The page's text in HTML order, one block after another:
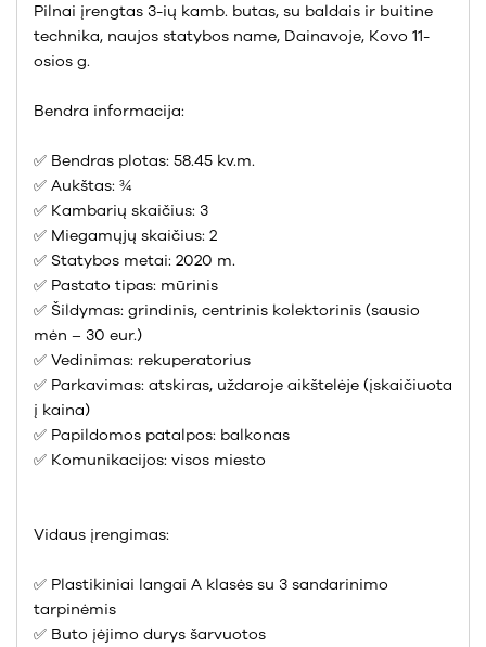
Pilnai įrengtas 3-ių kamb. butas, su baldais ir buitine
technika, naujos statybos name, Dainavoje, Kovo 11-
osios g.
Bendra informacija:
✅ Bendras plotas: 58.45 kv.m.
✅ Aukštas: ¾
✅ Kambarių skaičius: 3
✅ Miegamųjų skaičius: 2
✅ Statybos metai: 2020 m.
✅ Pastato tipas: mūrinis
✅ Šildymas: grindinis, centrinis kolektorinis (sausio
mėn – 30 eur.)
✅ Vedinimas: rekuperatorius
✅ Parkavimas: atskiras, uždaroje aikštelėje (įskaičiuota
į kaina)
✅ Papildomos patalpos: balkonas
✅ Komunikacijos: visos miesto
Vidaus įrengimas:
✅ Plastikiniai langai A klasės su 3 sandarinimo
tarpinėmis
✅ Buto įėjimo durys šarvuotos